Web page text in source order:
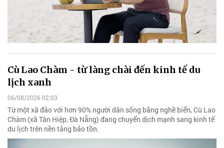
Cù Lao Chàm - từ làng chài đến kinh tế du
lịch xanh
06/08/2026 02:03
Từ một xã đảo với hơn 90% người dân sống bằng nghề biển, Cù Lao
Chàm (xã Tân Hiệp, Đà Nẵng) đang chuyển dịch mạnh sang kinh tế
du lịch trên nền tảng bảo tồn.